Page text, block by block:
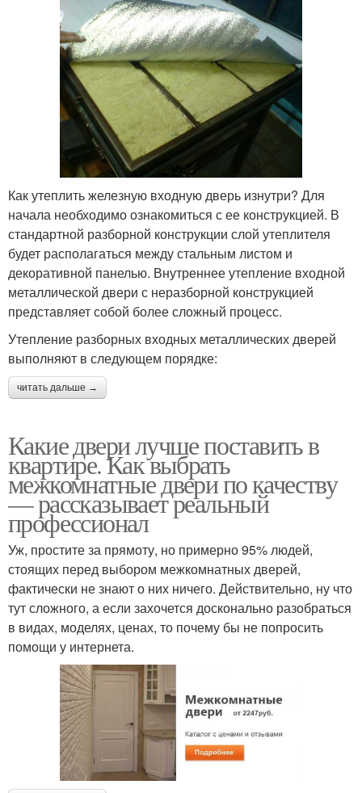
Как утеплить железную входную дверь изнутри? Для
начала необходимо ознакомиться с ее конструкцией. В
стандартной разборной конструкции слой утеплителя
будет располагаться между стальным листом и
декоративной панелью. Внутреннее утепление входной
металлической двери с неразборной конструкцией
представляет собой более сложный процесс.
Утепление разборных входных металлических дверей
выполняют в следующем порядке:
читать дальше →
Какие двери лучше поставить в
квартире. Как выбрать
межкомнатные двери по качеству
— рассказывает реальный
профессионал
Уж, простите за прямоту, но примерно 95% людей,
стоящих перед выбором межкомнатных дверей,
фактически не знают о них ничего. Действительно, ну что
тут сложного, а если захочется досконально разобраться
в видах, моделях, ценах, то почему бы не попросить
помощи у интернета.